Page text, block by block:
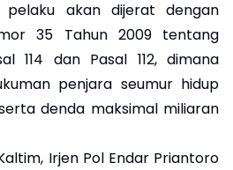
pelaku akan dijerat dengan
35 Tahun 2009 tentang
114 dan Pasal 112, dimana
penjara seumur hidup
denda maksimal miliaran
Irjen Pol Endar Priantoro